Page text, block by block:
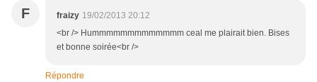
F fraizy 19/02/2013 20:12
<br /> Hummmmmmmmmmmmm ceal me plairait bien. Bises
et bonne soirée<br />
Répondre